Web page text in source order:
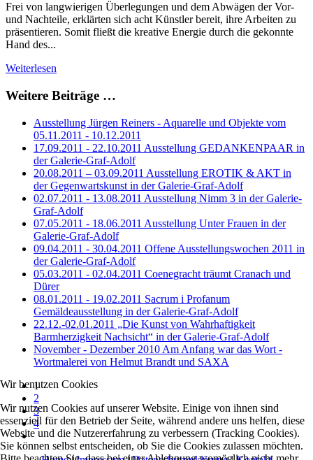
Frei von langwierigen Überlegungen und dem Abwägen der Vor-
und Nachteile, erklärten sich acht Künstler bereit, ihre Arbeiten zu
präsentieren. Somit fließt die kreative Energie durch die gekonnte
Hand des...
Weiterlesen
Weitere Beiträge …
Ausstellung Jürgen Reiners - Aquarelle und Objekte vom
05.11.2011 - 10.12.2011
17.09.2011 - 22.10.2011 Ausstellung GEDANKENPAAR in
der Galerie-Graf-Adolf
20.08.2011 – 03.09.2011 Ausstellung EROTIK & AKT in
der Gegenwartskunst in der Galerie-Graf-Adolf
02.07.2011 - 13.08.2011 Ausstellung Nimm 3 in der Galerie-
Graf-Adolf
07.05.2011 - 18.06.2011 Ausstellung Unter Frauen in der
Galerie-Graf-Adolf
09.04.2011 - 30.04.2011 Offene Ausstellungswochen 2011 in
der Galerie-Graf-Adolf
05.03.2011 - 02.04.2011 Coenegracht träumt Cranach und
Dürer
08.01.2011 - 19.02.2011 Sacrum i Profanum
Gemäldeausstellung in der Galerie-Graf-Adolf
22.12.-02.01.2011 „Die Kunst von Wahrhaftigkeit
Barmherzigkeit Nachsicht“ in der Galerie-Graf-Adolf
November - Dezember 2010 Am Anfang war das Wort -
Wortmalerei von Helmut Brandt und SAXA
1
2
3
4
Wir benutzen Cookies
Wir nutzen Cookies auf unserer Website. Einige von ihnen sind
essenziell für den Betrieb der Seite, während andere uns helfen, diese
Website und die Nutzererfahrung zu verbessern (Tracking Cookies).
Sie können selbst entscheiden, ob Sie die Cookies zulassen möchten.